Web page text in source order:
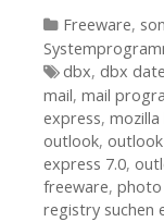
Kategorien
Freeware,
Tags
dbx, dbx
mail, mail
express, mozilla
outlook,
express 7.0,
freeware, photo
registry suchen